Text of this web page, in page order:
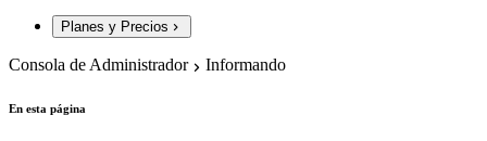
Planes y Precios
Consola de Administrador Informando
En esta página